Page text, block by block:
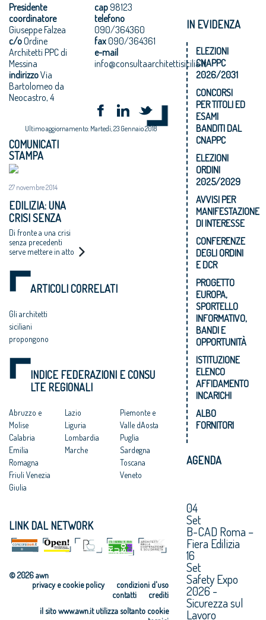
Presidente
coordinatore
Giuseppe Falzea
c/oOrdine
Architetti PPC di
Messina
indirizzoVia
Bartolomeo da
Neocastro, 4
cap98123
telefono
090/364360
fax090/364361
e-mail
info@consultaarchitettisicilia.it
Ultimo aggiornamento: Martedì, 23 Gennaio 2018
COMUNICATI
STAMPA
27 novembre 2014
EDILIZIA: UNA
CRISI SENZA
PRECEDENTI
Di fronte a una crisi
senza precedenti
serve mettere in atto
altrettanto eccezionali
ARTICOLI CORRELATI
Gli architetti
siciliani
propongono
INDICE FEDERAZIONI E CONSU
LTE REGIONALI
Abruzzo e
Molise
Calabria
Emilia
Romagna
Friuli Venezia
Giulia
Lazio
Liguria
Lombardia
Marche
Piemonte e
Valle dAosta
Puglia
Sardegna
Toscana
Veneto
LINK DAL NETWORK
© 2026 awn
condizioni d'uso
privacy e cookie policy
crediti
contatti
il sito www.awn.it utilizza soltanto cookie
IN EVIDENZA
ELEZIONI
CNAPPC
2026/2031
CONCORSI
PER TITOLI ED
ESAMI
BANDITI DAL
CNAPPC
ELEZIONI
ORDINI
2025/2029
AVVISI PER
MANIFESTAZIONE
DI INTERESSE
CONFERENZE
DEGLI ORDINI
E DCR
PROGETTO
EUROPA,
SPORTELLO
INFORMATIVO,
BANDI E
OPPORTUNITÀ
ISTITUZIONE
ELENCO
AFFIDAMENTO
INCARICHI
ALBO
FORNITORI
AGENDA
04
Set
B-CAD Roma –
Fiera Edilizia
16
Set
Safety Expo
2026 -
Sicurezza sul
Lavoro